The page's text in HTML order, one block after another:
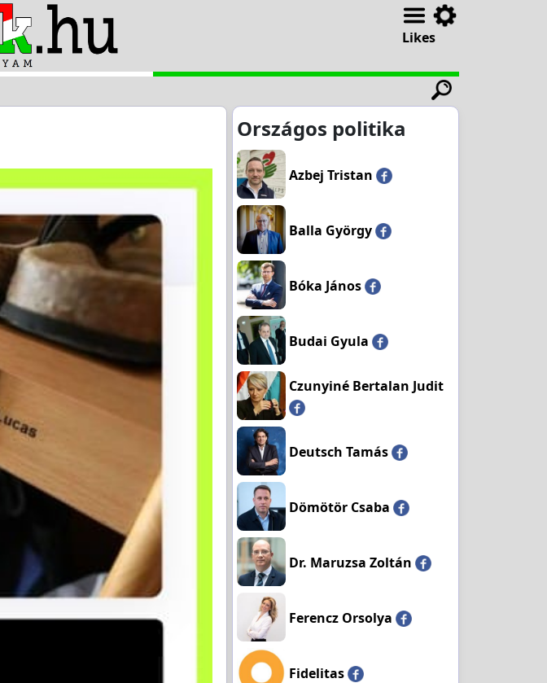
Likes
Országos politika
Azbej Tristan
Balla György
Bóka János
Budai Gyula
Czunyiné Bertalan Judit
Deutsch Tamás
Dömötör Csaba
Dr. Maruzsa Zoltán
Ferencz Orsolya
Fidelitas